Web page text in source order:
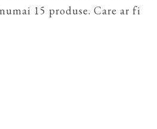
15 produse. Care ar fi